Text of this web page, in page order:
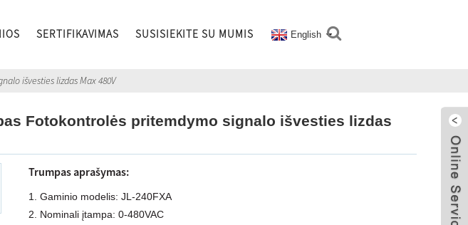
SERTIFIKAVIMAS SUSISIEKITE SU MUMIS English
išvesties lizdas Max 480V
Fotokontrolės pritemdymo signalo išvesties lizdas
Trumpas aprašymas:
1. Gaminio modelis: JL-240FXA
2. Nominali įtampa: 0-480VAC